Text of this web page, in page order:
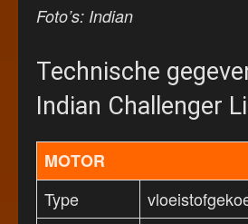
Foto’s: Indian
Technische
Indian Challenger
MOTOR
Type